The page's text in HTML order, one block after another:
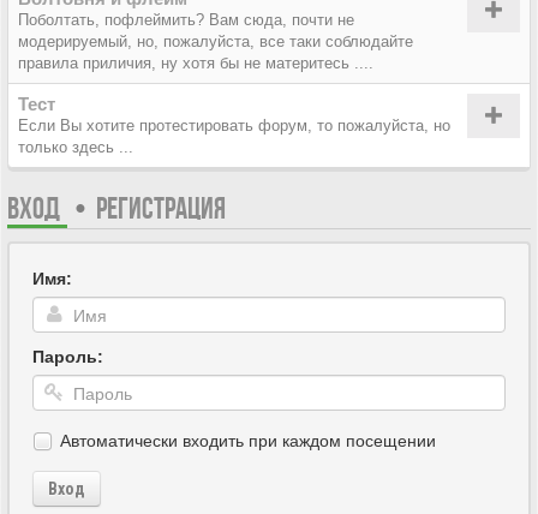
Поболтать, пофлеймить? Вам сюда, почти не
модерируемый, но, пожалуйста, все таки соблюдайте
правила приличия, ну хотя бы не материтесь ....
Тест
Если Вы хотите протестировать форум, то пожалуйста, но
только здесь ...
ВХОД • РЕГИСТРАЦИЯ
Имя:
Пароль:
Автоматически входить при каждом посещении
Вход